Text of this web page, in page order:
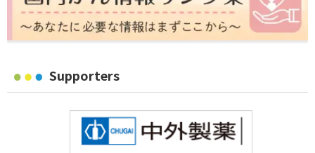
Supporters